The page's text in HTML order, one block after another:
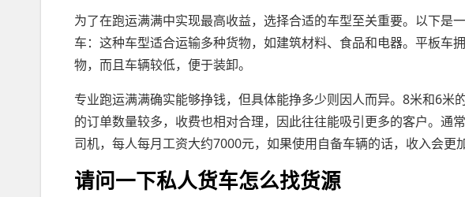
为了在跑运满满中实现最高收益，选择合适的车型至关重要。以下是
车：这种车型适合运输多种货物，如建筑材料、食品和电器。平板车
物，而且车辆较低，便于装卸。
专业跑运满满确实能够挣钱，但具体能挣多少则因人而异。8米和6米
的订单数量较多，收费也相对合理，因此往往能吸引更多的客户。通
司机，每人每月工资大约7000元，如果使用自备车辆的话，收入会更
请问一下私人货车怎么找货源